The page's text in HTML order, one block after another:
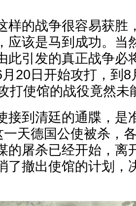
样的战争很容易获胜
应该是马到成功。当
此引发的真正战争必
20日开始攻打，到
打使馆的战役竟然未
接到清廷的通牒，是
天德国公使被杀，
的屠杀已经开始，离
了撤出使馆的计划，